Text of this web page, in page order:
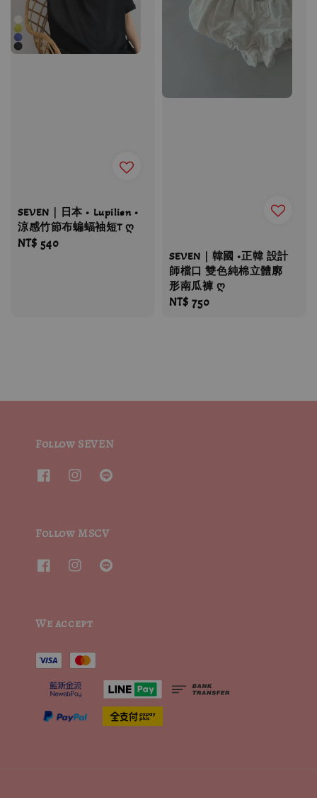
SEVEN｜日本 • Lupilien •
涼感竹節布蝙蝠袖短T ღ
Regular
NT$ 540
SEVEN｜韓國 •正韓 設計
師檔口 雙色純棉立體廓
形南瓜褲 ღ
Regular
NT$ 750
Follow SEVEN
Follow MSCV
We accept